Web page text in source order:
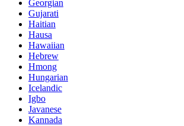
Georgian
Gujarati
Haitian
Hausa
Hawaiian
Hebrew
Hmong
Hungarian
Icelandic
Igbo
Javanese
Kannada